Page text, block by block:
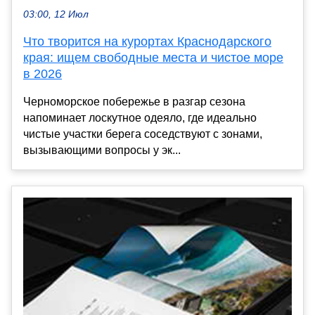
03:00, 12 Июл
Что творится на курортах Краснодарского
края: ищем свободные места и чистое море
в 2026
Черноморское побережье в разгар сезона
напоминает лоскутное одеяло, где идеально
чистые участки берега соседствуют с зонами,
вызывающими вопросы у эк...